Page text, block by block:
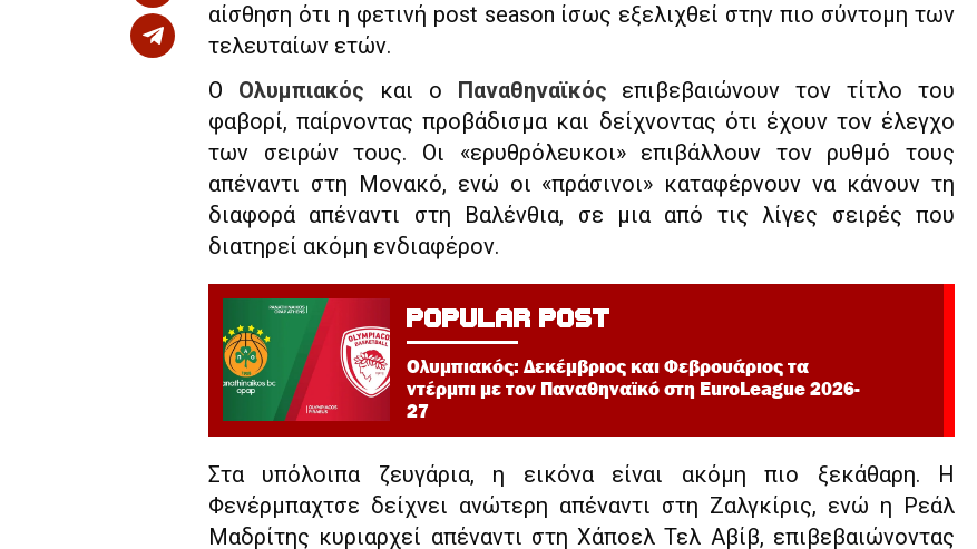
αίσθηση ότι η φετινή post season ίσως εξελιχθεί στην πιο σύντομη των
τελευταίων ετών.
Ο Ολυμπιακός και ο Παναθηναϊκός επιβεβαιώνουν τον τίτλο του
φαβορί, παίρνοντας προβάδισμα και δείχνοντας ότι έχουν τον έλεγχο
των σειρών τους. Οι «ερυθρόλευκοι» επιβάλλουν τον ρυθμό τους
απέναντι στη Μονακό, ενώ οι «πράσινοι» καταφέρνουν να κάνουν τη
διαφορά απέναντι στη Βαλένθια, σε μια από τις λίγες σειρές που
διατηρεί ακόμη ενδιαφέρον.
POPULAR POST
Ολυμπιακός: Δεκέμβριος και Φεβρουάριος τα
ντέρμπι με τον Παναθηναϊκό στη EuroLeague 2026-
27
Στα υπόλοιπα ζευγάρια, η εικόνα είναι ακόμη πιο ξεκάθαρη. Η
Φενέρμπαχτσε δείχνει ανώτερη απέναντι στη Ζαλγκίρις, ενώ η Ρεάλ
Μαδρίτης κυριαρχεί απέναντι στη Χάποελ Τελ Αβίβ, επιβεβαιώνοντας